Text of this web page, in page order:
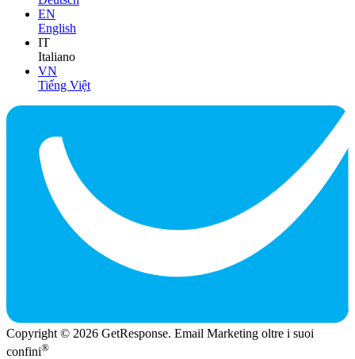
EN
English
IT
Italiano
VN
Tiếng Việt
Copyright © 2026 GetResponse. Email Marketing oltre i suoi
confini®